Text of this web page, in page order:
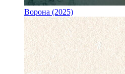
Ворона (2025)